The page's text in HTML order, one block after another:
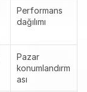
Performans
dağılımı
Pazar
konumlandırm
ası